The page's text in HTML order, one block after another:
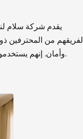
يقدم شركة سلام
لفريقهم من المحترفين
وأمان. إنهم يستخدمون أحدث المعدات والتقنيات لضمان نقل متعلقاتك بأمان وأمان.